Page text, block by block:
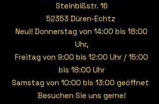
Steinbißstr. 16
52353 Düren-Echtz
Neu!! Donnerstag von 14:00 bis 18:00
Uhr,
Freitag von 9:00 bis 12:00 Uhr / 15:00
bis 18:00 Uhr
Samstag von 10:00 bis 13:00 geöffnet
Besuchen Sie uns gerne!